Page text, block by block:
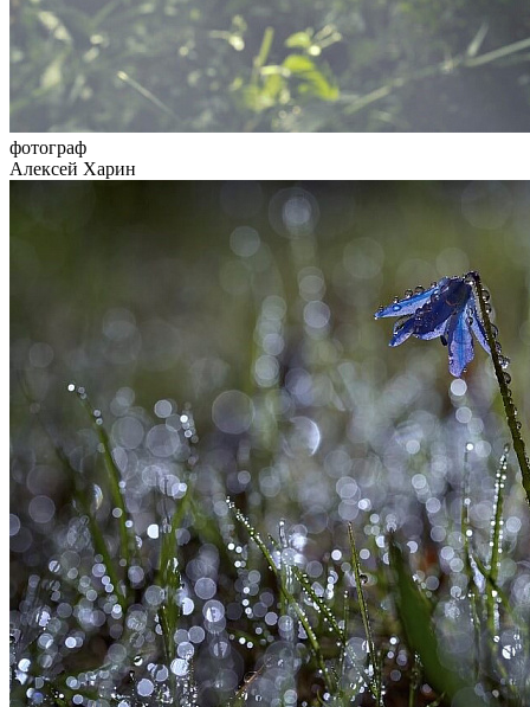
фотограф
Алексей Харин